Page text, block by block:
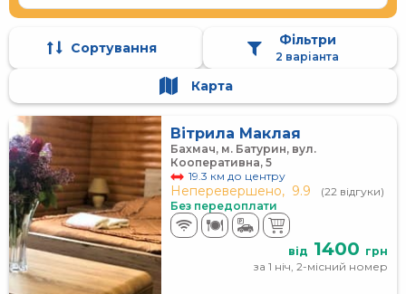
Сортування Фільтри
2 варіанта
Карта
Вітрила Маклая
Бахмач, м. Батурин, вул.
Кооперативна, 5
19.3 км до центру
Неперевершено, 9.9
(22 відгуки)
Без передоплати
від 1400 грн
за 1 ніч, 2-місний номер